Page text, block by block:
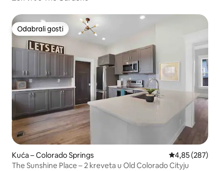
Odabrali gosti
Odabrali gosti
Kuća – Colorado Springs Prosječna
4,85 (287)
The Sunshine Place – 2 kreveta u Old Colorado Cityju